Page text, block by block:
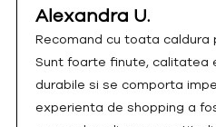
Alexandra U.
Recomand cu toata caldura
Sunt foarte finute, calitatea
durabile si se comporta
experienta de shopping a